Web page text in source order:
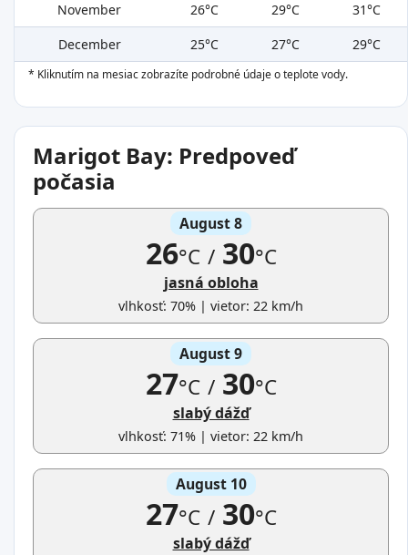
November
26°C 29°C
31°C
December
25°C 27°C 29°C
* Kliknutím na mesiac zobrazíte podrobné údaje o teplote vody.
Marigot Bay: Predpoveď
počasia
August 8
26°C /30°C
jasná obloha
vlhkosť: 70% | vietor: 22 km/h
August 9
27°C /30°C
slabý dážď
vlhkosť: 71% | vietor: 22 km/h
August 10
27°C /30°C
slabý dážď